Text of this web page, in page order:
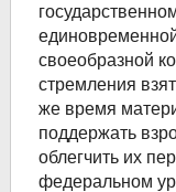
своеобразной
стремления
же время
поддержать
облегчить их
федеральном